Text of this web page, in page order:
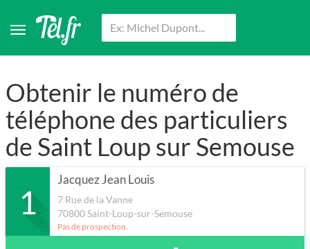
Obtenir le numéro de
téléphone des particuliers
de Saint Loup sur Semouse
1
Jacquez Jean Louis
7 Rue de la Vanne
70800Saint-Loup-sur-Semouse
Pas de prospection.